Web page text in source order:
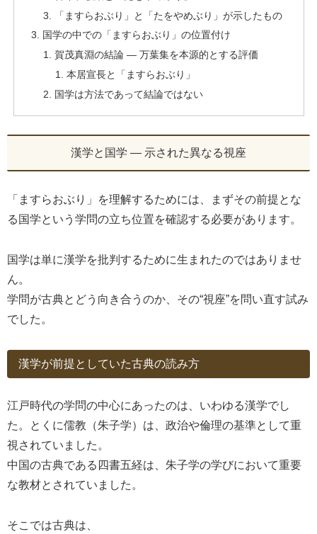
「ますらおぶり」と「たをやめぶり」が示したもの
国学の中での「ますらおぶり」の位置付け
賀茂真淵の結論 ― 万葉集を本源的とする評価
本居宣長と「ますらおぶり」
国学は方法であって結論ではない
漢学と国学 ― 示された異なる視座
「ますらおぶり」を理解するためには、まずその前提とな
る国学という学問の立ち位置を確認する必要があります。
国学は単に漢学を批判するために生まれたのではありませ
ん。
学問が古典とどう向き合うのか、その“視座”を問い直す試み
でした。
漢学が前提としていた古典の読み方
江戸時代の学問の中心にあったのは、いわゆる漢学でし
た。とくに儒教（朱子学）は、政治や倫理の基準として重
視されていました。
中国の古典である四書五経は、朱子学の学びにおいて重要
な教材とされていました。
そこでは古典は、